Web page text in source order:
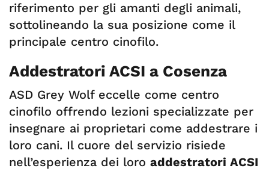
riferimento per gli amanti degli animali,
sottolineando la sua posizione come il
principale centro cinofilo.
Addestratori ACSI a Cosenza
ASD Grey Wolf eccelle come centro
cinofilo offrendo lezioni specializzate per
insegnare ai proprietari come addestrare i
loro cani. Il cuore del servizio risiede
nell’esperienza dei loro addestratori ACSI